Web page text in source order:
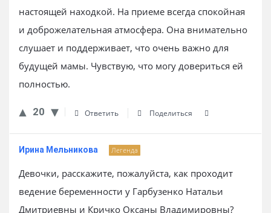
настоящей находкой. На приеме всегда спокойная
и доброжелательная атмосфера. Она внимательно
слушает и поддерживает, что очень важно для
будущей мамы. Чувствую, что могу довериться ей
полностью.
20 Ответить Поделиться
Ирина Мельникова Легенда
Девочки, расскажите, пожалуйста, как проходит
ведение беременности у Гарбузенко Натальи
Дмитриевны и Кричко Оксаны Владимировны?